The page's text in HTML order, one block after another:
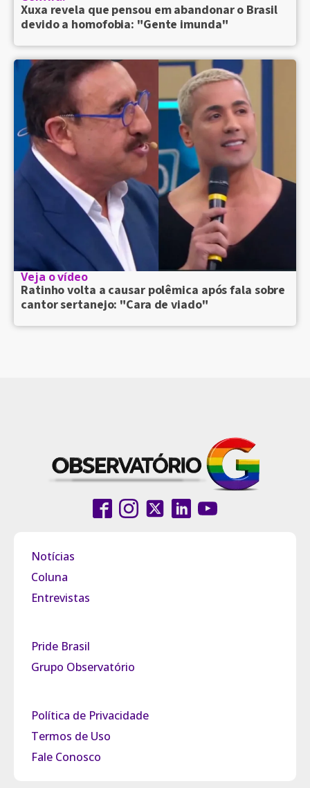
Xuxa revela que pensou em abandonar o Brasil
devido a homofobia: "Gente imunda"
Veja o vídeo
Ratinho volta a causar polêmica após fala sobre
cantor sertanejo: "Cara de viado"
Notícias
Coluna
Entrevistas
Pride Brasil
Grupo Observatório
Política de Privacidade
Termos de Uso
Fale Conosco